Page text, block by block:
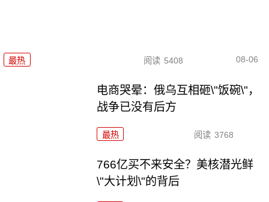
最热 阅读 5408 08-06
电商哭晕：俄乌互相砸\"饭碗\"，
战争已没有后方
最热 阅读 3768
766亿买不来安全？美核潜光鲜
\"大计划\"的背后